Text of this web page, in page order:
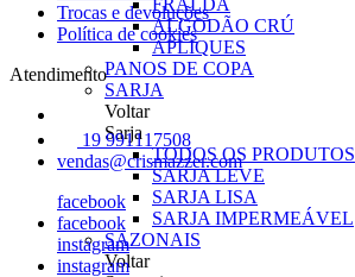
FRALDA
ALGODÃO CRÚ
APLIQUES
PANOS DE COPA
SARJA
Voltar
Sarja
TODOS OS PRODUTOS
SARJA LEVE
SARJA LISA
SARJA IMPERMEÁVEL
SAZONAIS
Voltar
Trocas e devoluções
Política de cookies
Atendimento
19 991117508
vendas@crismazzer.com
facebook
facebook
instagram
instagram